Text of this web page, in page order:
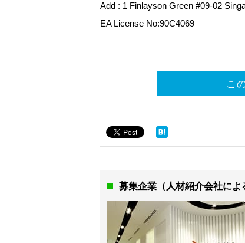
Add : 1 Finlayson Green #09-02
EA License No:90C4069
こ
募集企業（人材紹介会社によ